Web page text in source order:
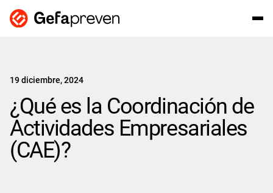
19 diciembre, 2024
¿Qué es la Coordinación de
Actividades Empresariales
(CAE)?